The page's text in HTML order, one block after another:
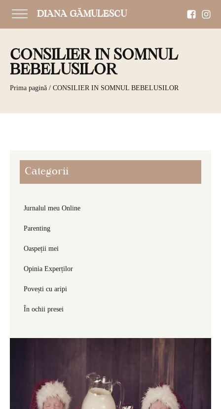
DIANA GĂMULESCU
CONSILIER IN SOMNUL
BEBELUSILOR
Prima pagină / CONSILIER IN SOMNUL BEBELUSILOR
Categorii
Jurnalul meu Online
Parenting
Oaspeții mei
Opinia Experților
Povești cu aripi
În ochii presei